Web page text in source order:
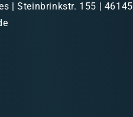
| Steinbrinkstr. 155 | 46145